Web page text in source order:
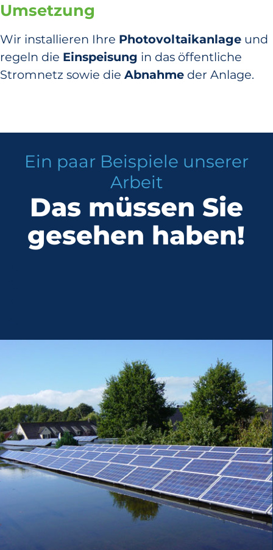
Umsetzung
Wir installieren Ihre Photo­voltaikanlage und
regeln die Einspeisung in das öffentliche
Stromnetz sowie die Abnahme der Anlage.
Ein paar Beispiele unserer
Arbeit
Das müssen Sie
gesehen haben!